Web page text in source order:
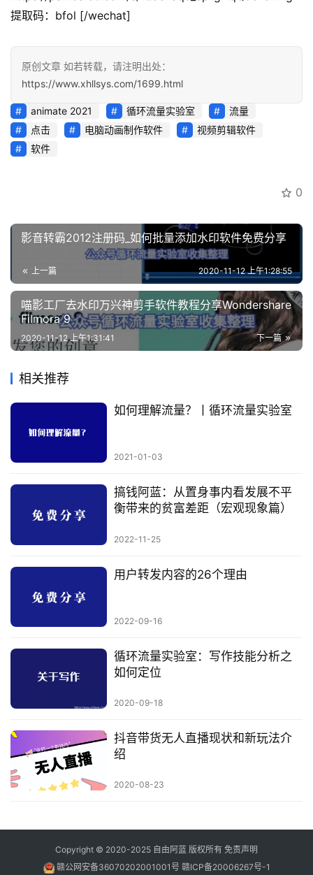
提取码：bfol [/wechat]
原创文章 如若转载，请注明出处：
https://www.xhllsys.com/1699.html
animate 2021 循环流量实验室
流量
点击
电脑动画制作软件
视频剪辑软件
软件
0
影音转霸2012注册码_如何批量添加水印软件免费分享
上一篇 2020-11-12 上午1:28:55
喵影工厂去水印万兴神剪手软件教程分享Wondershare
Filmora 9
下一篇
2020-11-12 上午1:31:41
相关推荐
如何理解流量？丨循环流量实验室
2021-01-03
搞钱阿蓝：从置身事内看发展不平
衡带来的贫富差距（宏观现象篇）
2022-11-25
用户转发内容的26个理由
2022-09-16
循环流量实验室：写作技能分析之
如何定位
2020-09-18
抖音带货无人直播现状和新玩法介
绍
2020-08-23
Copyright © 2020-2025 自由阿蓝 版权所有 免责声明
赣公网安备36070202001001号 赣ICP备20006267号-1